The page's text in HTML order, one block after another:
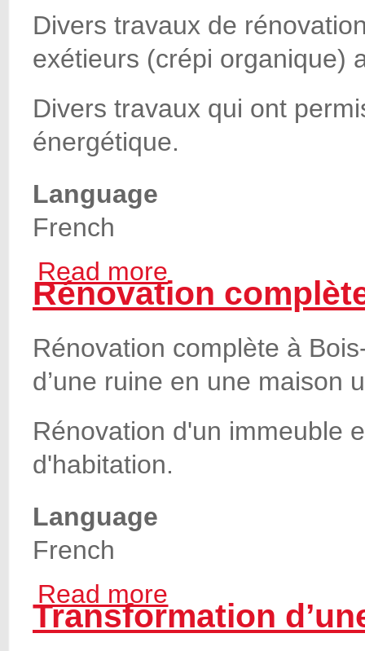
Divers travaux de
exétieurs (crépi organique)
Divers travaux qui ont
énergétique.
Language
French
Read more
Rénovation
Rénovation complète à
d’une ruine en une maison
Rénovation d'un immeuble
d'habitation.
Language
French
Read more
Transformation